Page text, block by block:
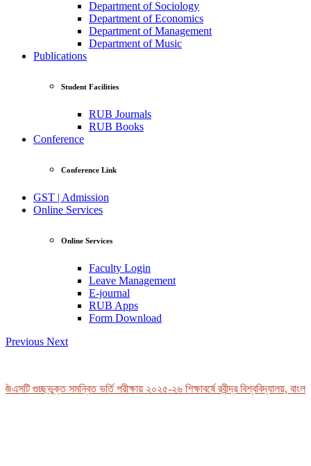
Department of Sociology
Department of Economics
Department of Management
Department of Music
Publications
Student Facilities
RUB Journals
RUB Books
Conference
Conference Link
GST | Admission
Online Services
Online Services
Faculty Login
Leave Management
E-journal
RUB Apps
Form Download
Previous Next
গুচ্ছভুক্ত সমন্বিত ভর্তি পরীক্ষায় ২০২৫-২৬ শিক্ষাবর্ষে রবীন্দ্র বিশ্ববিদ্যালয়,